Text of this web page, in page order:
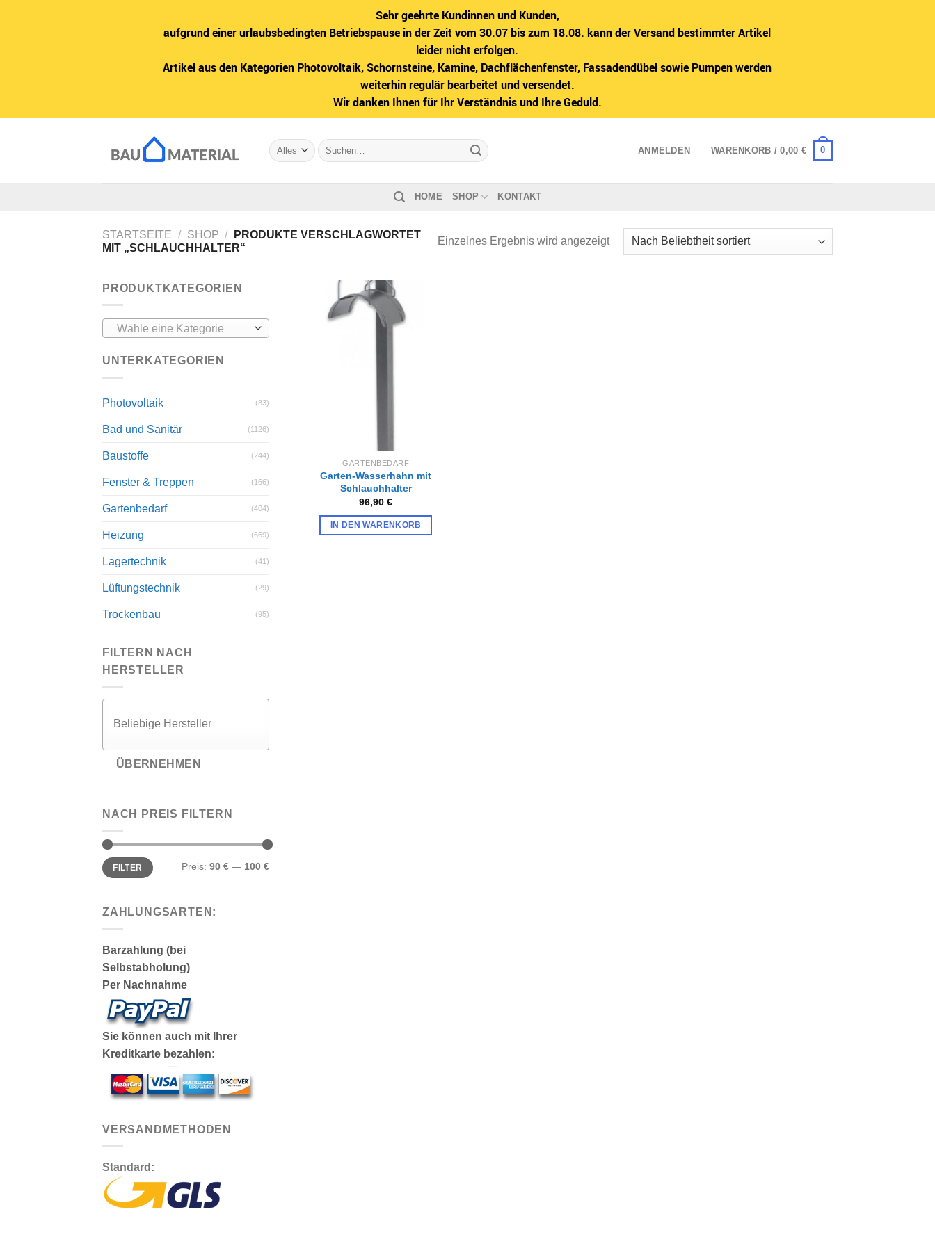
Sehr geehrte Kundinnen und Kunden,
aufgrund einer urlaubsbedingten Betriebspause in der Zeit vom 30.07 bis zum 18.08. kann der Versand bestimmter Artikel
leider nicht erfolgen.
Artikel aus den Kategorien Photovoltaik, Schornsteine, Kamine, Dachflächenfenster, Fassadendübel sowie Pumpen werden
weiterhin regulär bearbeitet und versendet.
Wir danken Ihnen für Ihr Verständnis und Ihre Geduld.
Suche
nach:
ANMELDEN WARENKORB /0,00 € 0
HOME SHOP KONTAKT
STARTSEITE / SHOP /
PRODUKTE VERSCHLAGWORTET
MIT „SCHLAUCHHALTER“
Einzelnes Ergebnis wird angezeigt
PRODUKTKATEGORIEN
Wähle eine Kategorie
UNTERKATEGORIEN
Photovoltaik (83)
Bad und Sanitär (1126)
Baustoffe (244)
Fenster & Treppen (166)
Gartenbedarf (404)
Heizung (669)
Lagertechnik (41)
Lüftungstechnik (29)
Trockenbau (95)
FILTERN NACH
HERSTELLER
ÜBERNEHMEN
NACH PREIS FILTERN
Min.
Preis
Max.
PreisFILTER Preis: 90 € — 100 €
ZAHLUNGSARTEN:
Barzahlung (bei
Selbstabholung)
Per Nachnahme
Sie können auch mit Ihrer
Kreditkarte bezahlen:
VERSANDMETHODEN
Standard:
GARTENBEDARF
Garten-Wasserhahn mit
Schlauchhalter
96,90€
IN DEN WARENKORB